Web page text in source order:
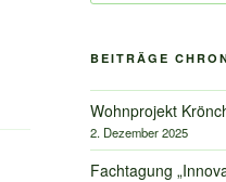
BEITRÄGE
Wohnprojekt
2. Dezember 2025
Fachtagung